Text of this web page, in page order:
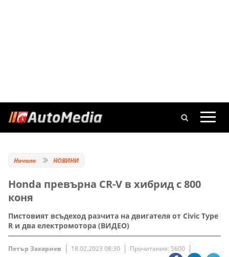
Начало НОВИНИ
Honda превърна CR-V в хибрид с 800
коня
Пистовият всъдеход разчита на двигателя от Civic Type
R и два електромотора (ВИДЕО)
Петър Захариев 18.02.2023 08:30 Прочитания: 5600